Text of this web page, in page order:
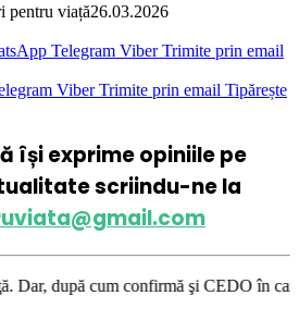
pentru viață26.03.2026
Telegram Viber Trimite prin email
Viber Trimite prin email Tipărește
își exprime opiniile pe
scriindu-ne la
şi CEDO în cazul Handyside